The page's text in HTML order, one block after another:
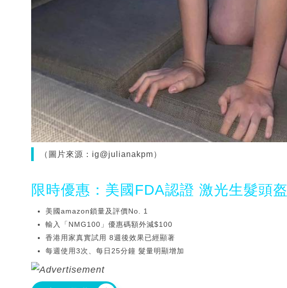
（圖片來源：ig@julianakpm）
限時優惠：美國FDA認證 激光生髮頭盔
美國amazon鎖量及評價No. 1
輸入「NMG100」優惠碼額外減$100
香港用家真實試用 8週後效果已經顯著
每週使用3次、每日25分鐘 髮量明顯增加